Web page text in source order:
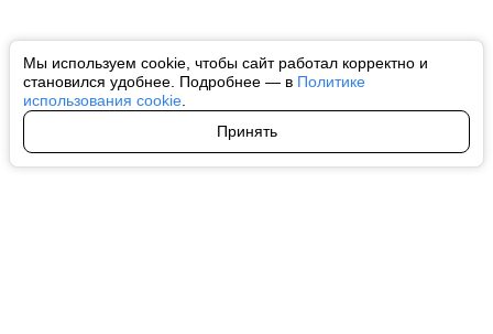
Мы используем cookie, чтобы сайт работал корректно и
становился удобнее. Подробнее — в Политике
использования cookie
Принять